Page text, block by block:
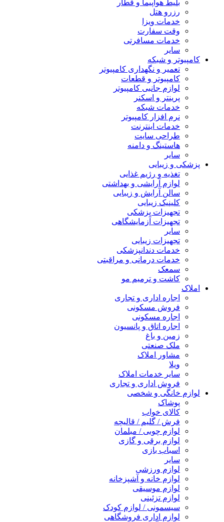
بلیط هواپیما و قطار
رزرو هتل
خدمات ویزا
وقت سفارت
خدمات مسافرتی
سایر
کامپیوتر و شبکه
تعمیر و نگهداری کامپیوتر
کامپیوتر و قطعات
لوازم جانبی کامپیوتر
پرینتر و اسکنر
خدمات شبکه
نرم افزار کامپیوتر
خدمات اینترنت
طراحی سایت
هاستینگ و دامنه
سایر
پزشکی و زیبایی
تغذیه و رژیم غذایی
لوازم آرایشی و بهداشتی
سالن آرایش و زیبایی
کلینیک زیبایی
تجهیزات پزشکی
تجهیزات آزمایشگاهی
سایر
تجهیزات زیبایی
خدمات دندانپزشکی
خدمات درمانی و مراقبتی
سمعک
کاشت و ترمیم مو
املاک
اجاره اداری و تجاری
فروش مسکونی
اجاره مسکونی
اجاره اتاق و پانسیون
زمین و باغ
ملک صنعتی
مشاور املاک
ویلا
سایر خدمات املاک
فروش اداری و تجاری
لوازم خانگی و شخصی
پوشاک
کالای خواب
فرش / گلیم / قالیچه
لوازم چوبی / مبلمان
لوازم برقی و گازی
اسباب بازی
سایر
لوازم ورزشی
لوازم خانه و آشپزخانه
لوازم موسیقی
لوازم تزئینی
سیسمونی / لوازم کودک
لوازم اداری فروشگاهی